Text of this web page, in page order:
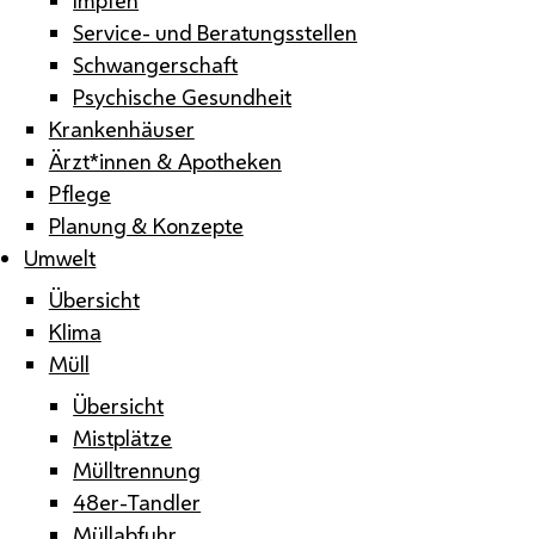
Service- und Beratungsstellen
Schwangerschaft
Psychische Gesundheit
Krankenhäuser
Ärzt*innen & Apotheken
Pflege
Planung & Konzepte
Umwelt
Übersicht
Klima
Müll
Übersicht
Mistplätze
Mülltrennung
48er-Tandler